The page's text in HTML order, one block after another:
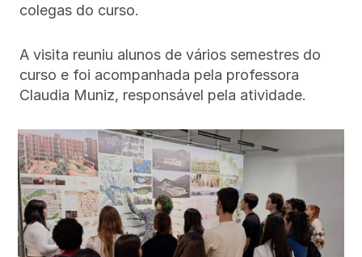
colegas do curso.
A visita reuniu alunos de vários semestres do
curso e foi acompanhada pela professora
Claudia Muniz, responsável pela atividade.